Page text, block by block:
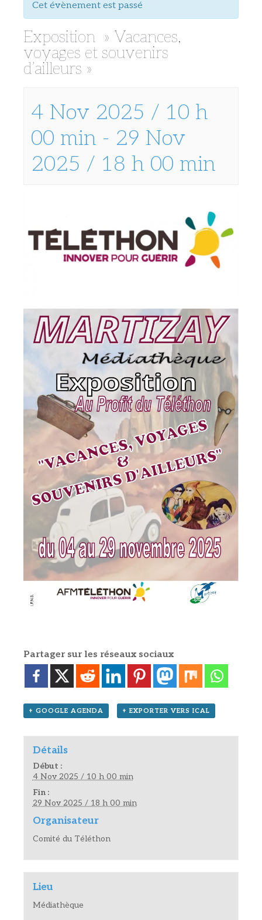
Cet évènement est passé
Exposition » Vacances,
voyages et souvenirs
d’ailleurs »
4 Nov 2025 / 10 h
00 min - 29 Nov
2025 / 18 h 00 min
Partager sur les réseaux sociaux
+ GOOGLE AGENDA + EXPORTER VERS ICAL
Détails
Début :
4 Nov 2025 / 10 h 00 min
Fin :
29 Nov 2025 / 18 h 00 min
Organisateur
Comité du Téléthon
Lieu
Médiathèque